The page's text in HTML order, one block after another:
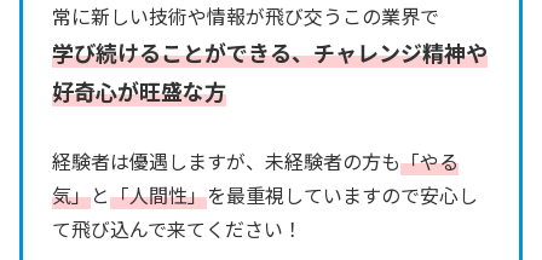
常に新しい技術や情報が飛び交うこの業界で
学び続けることができる、チャレンジ精神や
好奇心が旺盛な方
経験者は優遇しますが、未経験者の方も「やる
気」と「人間性」を最重視していますので安心し
て飛び込んで来てください！